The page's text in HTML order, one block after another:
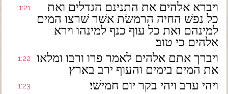
1:21
ויברא אלהים את התנינם הגדלים ואת
כל נפשׁ החיה הרמשׂת אשׁר שׁרצו המים
למינהם ואת כל עוף כנף למינהו וירא
אלהים כי טוב׃
1:22
ויברך אתם אלהים לאמר פרו ורבו ומלאו
את המים בימים והעוף ירב בארץ׃
1:23 ויהי ערב ויהי בקר יום חמישׁי׃